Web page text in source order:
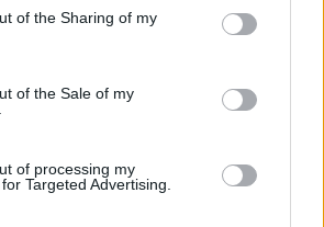
of the Sharing of my
of the Sale of my
of processing my
Targeted Advertising.
skotačí ve výběhu s ostatními členy stáda.
chovat zubry v roce 1973. O třináct let
divokého evropského kopytníka